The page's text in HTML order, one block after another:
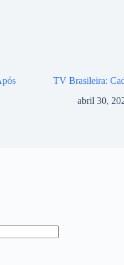
TV Brasileira:
abril 30,